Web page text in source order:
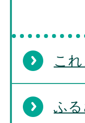
こ
ふ